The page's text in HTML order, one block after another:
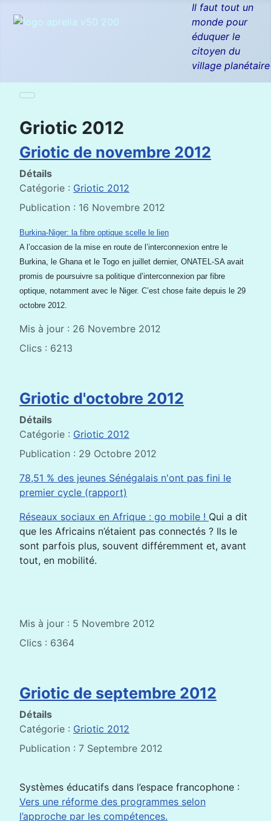
Il faut tout un
monde pour
éduquer le
citoyen du
village planétaire
Griotic 2012
Griotic de novembre 2012
Détails
Catégorie : Griotic 2012
Publication : 16 Novembre 2012
Burkina-Niger: la fibre optique scelle le lien
A l’occasion de la mise en route de l’interconnexion entre le
Burkina, le Ghana et le Togo en juillet dernier, ONATEL-SA avait
promis de poursuivre sa politique d’interconnexion par fibre
optique, notamment avec le Niger. C’est chose faite depuis le 29
octobre 2012.
Mis à jour : 26 Novembre 2012
Clics : 6213
Griotic d'octobre 2012
Détails
Catégorie : Griotic 2012
Publication : 29 Octobre 2012
78,51 % des jeunes Sénégalais n'ont pas fini le
premier cycle (rapport)
Réseaux sociaux en Afrique : go mobile ! Qui a dit
que les Africains n’étaient pas connectés ? Ils le
sont parfois plus, souvent différemment et, avant
tout, en mobilité.
Mis à jour : 5 Novembre 2012
Clics : 6364
Griotic de septembre 2012
Détails
Catégorie : Griotic 2012
Publication : 7 Septembre 2012
Systèmes éducatifs dans l’espace francophone :
Vers une réforme des programmes selon
l’approche par les compétences.